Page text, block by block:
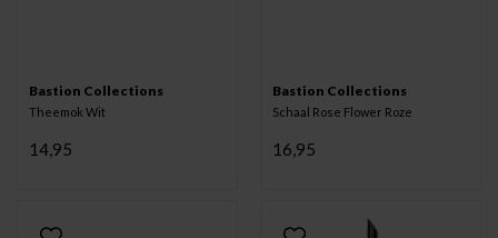
Bastion Collections
Theemok Wit
14,95
Bastion Collections
Schaal Rose Flower Roze
16,95